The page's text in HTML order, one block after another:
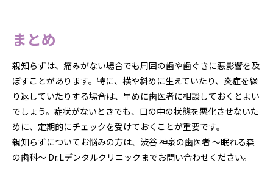
まとめ
親知らずは、痛みがない場合でも周囲の歯や歯ぐきに悪影響を及
ぼすことがあります。特に、横や斜めに生えていたり、炎症を繰
り返していたりする場合は、早めに歯医者に相談しておくとよい
でしょう。症状がないときでも、口の中の状態を悪化させないた
めに、定期的にチェックを受けておくことが重要です。
親知らずについてお悩みの方は、渋谷 神泉の歯医者 ～眠れる森
の歯科～ Dr.Lデンタルクリニックまでお問い合わせください。